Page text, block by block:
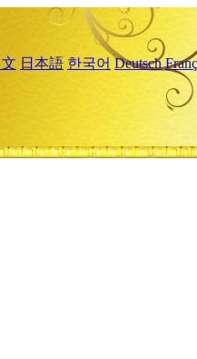
日本語 한국어 Deutsch